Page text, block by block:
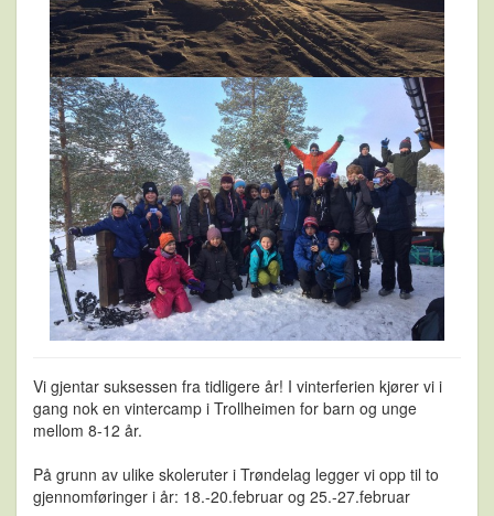
Vi gjentar suksessen fra tidligere år! I vinterferien kjører vi i
gang nok en vintercamp i Trollheimen for barn og unge
mellom 8-12 år.
På grunn av ulike skoleruter i Trøndelag legger vi opp til to
gjennomføringer i år: 18.-20.februar og 25.-27.februar